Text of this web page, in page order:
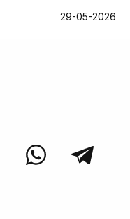
29-05-2026